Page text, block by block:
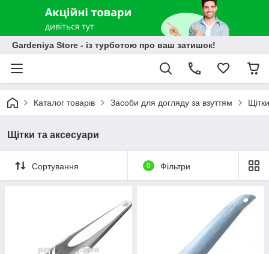
Gardeniya Store - із турботою про ваш затишок!
Каталог товарів Засоби для догляду за взуттям
Щітки та аксесуари
Сортування 0 Фільтри